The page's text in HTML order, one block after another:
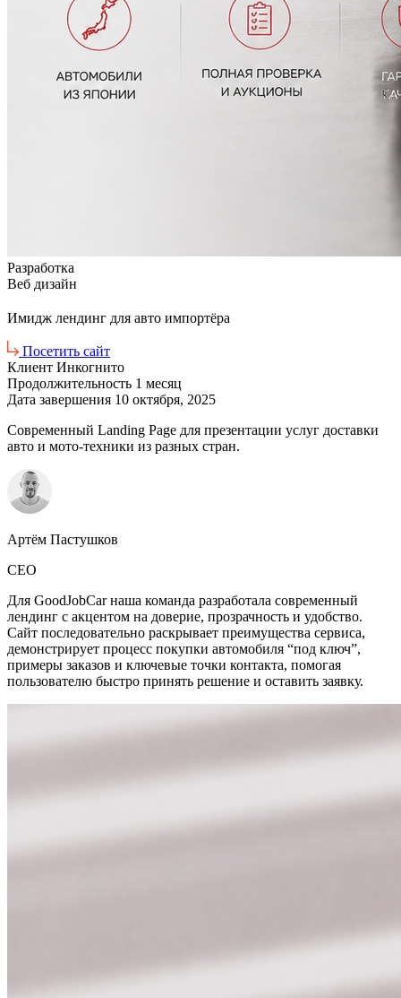
Разработка
Веб дизайн
Имидж лендинг для авто импортёра
Посетить сайт
Клиент Инкогнито
Продолжительность 1 месяц
Дата завершения 10 октября, 2025
Современный Landing Page для презентации услуг доставки
авто и мото-техники из разных стран.
Артём Пастушков
CEO
Для GoodJobCar наша команда разработала современный
лендинг с акцентом на доверие, прозрачность и удобство.
Сайт последовательно раскрывает преимущества сервиса,
демонстрирует процесс покупки автомобиля “под ключ”,
примеры заказов и ключевые точки контакта, помогая
пользователю быстро принять решение и оставить заявку.